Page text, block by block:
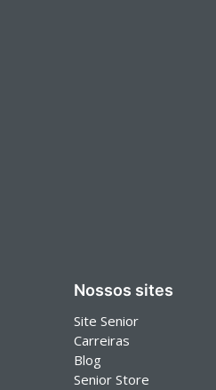
Nossos sites
Site Senior
Carreiras
Blog
Senior Store